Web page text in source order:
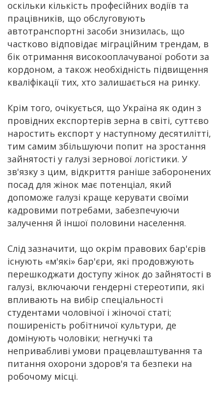
оскільки кількість професійних водіїв та
працівників, що обслуговують
автотранспортні засоби знизилась, що
частково відповідає міграційним трендам, в
бік отримання високооплачуваної роботи за
кордоном, а також необхідність підвищення
кваліфікації тих, хто залишається на ринку.
Крім того, очікується, що Україна як один з
провідних експортерів зерна в світі, суттєво
наростить експорт у наступному десятилітті,
тим самим збільшуючи попит на зростання
зайнятості у галузі зернової логістики. У
зв'язку з цим, відкриття раніше заборонених
посад для жінок має потенціал, який
допоможе галузі краще керувати своїми
кадровими потребами, забезпечуючи
залучення й іншої половини населення.
Слід зазначити, що окрім правових бар'єрів
існують «м'які» бар'єри, які продовжують
перешкоджати доступу жінок до зайнятості в
галузі, включаючи гендерні стереотипи, які
впливають на вибір спеціальності
студентами чоловічої і жіночої статі;
поширеність робітничої культури, де
домінують чоловіки; негнучкі та
непривабливі умови працевлаштування та
питання охорони здоров'я та безпеки на
робочому місці.